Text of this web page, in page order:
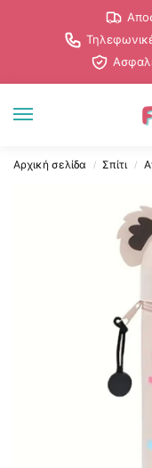
Αρχική σελίδα / Σπίτι /